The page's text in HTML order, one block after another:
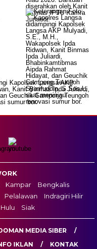
Kapolsek Langsa AKP
Kanit Binmas Ipda Juliardi,
Geuchik Gampong Teungoh
sumur bor.
Kampar
Bengkalis
Pelalawan
Indragiri Hilir
Siak
MEDIA SIBER
IKLAN KONTAK